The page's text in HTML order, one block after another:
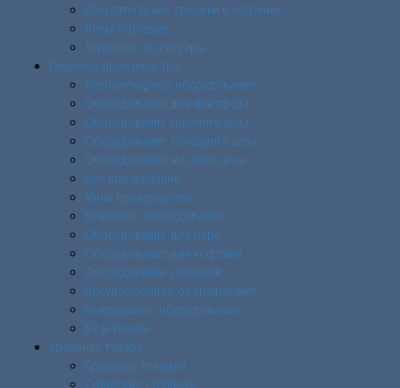
Покупательские тележки и корзинки
Весы торговые
Торговые аксессуары
Пищевое производство
Хлебопекарное оборудование
Оборудование для фастфуда
Оборудование горячего цеха
Оборудование холодного цеха
Оборудование мясного цеха
Цех при магазине
Мини производства
Буфетное оборудование
Оборудование для бара
Оборудование для кофейни
Оборудование столовой
Посудомоечное оборудование
Нейтральное оборудование
БУ и Уценка
Хранение товара
Грузовые тележки
Складские стеллажи